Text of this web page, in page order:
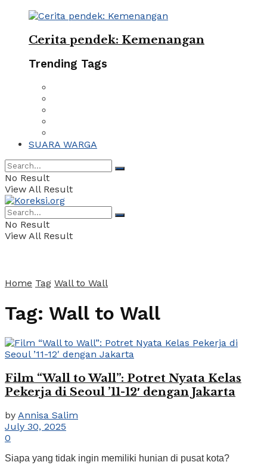
Cerita pendek: Kemenangan
Trending Tags
SUARA WARGA
No Result
View All Result
No Result
View All Result
Home Tag Wall to Wall
Tag: Wall to Wall
Film “Wall to Wall”: Potret Nyata Kelas
Pekerja di Seoul ’11-12′ dengan Jakarta
by Annisa Salim
July 30, 2025
0
Siapa yang tidak ingin memiliki hunian di pusat kota?